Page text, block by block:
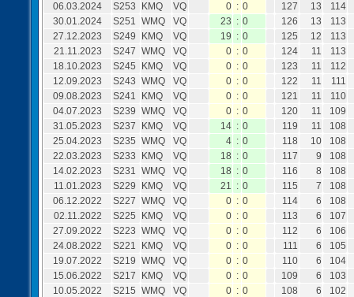
06.03.2024
S253 KMQ VQ 0 : 0 127 13
114
30.01.2024
S251 WMQ VQ 23 : 0 126 13
113
27.12.2023
S249 KMQ VQ 19 : 0 125 12
113
21.11.2023
S247 WMQ VQ 0 : 0 124 11
113
18.10.2023
S245 KMQ VQ 0 : 0 123 11
112
12.09.2023
S243 WMQ VQ 0 : 0 122 11
111
09.08.2023
S241 KMQ VQ 0 : 0 121 11
110
04.07.2023
S239 WMQ VQ 0 : 0 120 11
109
31.05.2023
S237 KMQ VQ 14 : 0 119 11
108
25.04.2023
S235 WMQ VQ 4 : 0 118 10
108
22.03.2023
S233 KMQ VQ 18 : 0 117 9
108
14.02.2023
S231 WMQ VQ 18 : 0 116 8
108
11.01.2023
S229 KMQ VQ 21 : 0 115 7
108
06.12.2022
S227 WMQ VQ 0 : 0 114 6
108
02.11.2022
S225 KMQ VQ 0 : 0 113 6
107
27.09.2022
S223 WMQ VQ 0 : 0 112 6
106
24.08.2022
S221 KMQ VQ 0 : 0 111 6
105
19.07.2022
S219 WMQ VQ 0 : 0 110 6
104
15.06.2022
S217 KMQ VQ 0 : 0 109 6
103
10.05.2022
S215 WMQ VQ 0 : 0 108 6
102